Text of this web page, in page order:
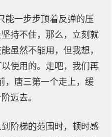
能一步步顶着反弹的压
持不住，那么，立刻就
虽然不能用，但我想，
使用的。走吧，我们再
，唐三第一个走上，缓
迈去。
阶梯的范围时，顿时感